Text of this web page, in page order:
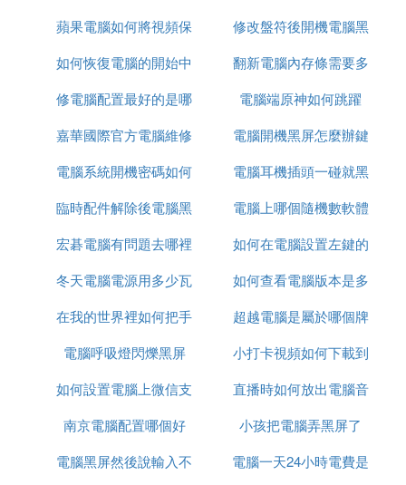
何同頻
蘋果電腦如何將視頻保
密
修改盤符後開機電腦黑
屏
如何恢復電腦的開始中
的搜索
翻新電腦內存條需要多
少錢
修電腦配置最好的是哪
個品牌
電腦端原神如何跳躍
嘉華國際官方電腦維修
需要多少錢
電腦開機黑屏怎麼辦鍵
盤滑鼠都亮
電腦系統開機密碼如何
取消
電腦耳機插頭一碰就黑
屏
臨時配件解除後電腦黑
屏
電腦上哪個隨機數軟體
最好
宏碁電腦有問題去哪裡
維修
如何在電腦設置左鍵的
點擊速度
冬天電腦電源用多少瓦
如何查看電腦版本是多
少
在我的世界裡如何把手
機變成電腦
超越電腦是屬於哪個牌
子
電腦呼吸燈閃爍黑屏
小打卡視頻如何下載到
電腦上
如何設置電腦上微信支
付
直播時如何放出電腦音
頻
南京電腦配置哪個好
小孩把電腦弄黑屏了
電腦黑屏然後說輸入不
電腦一天24小時電費是